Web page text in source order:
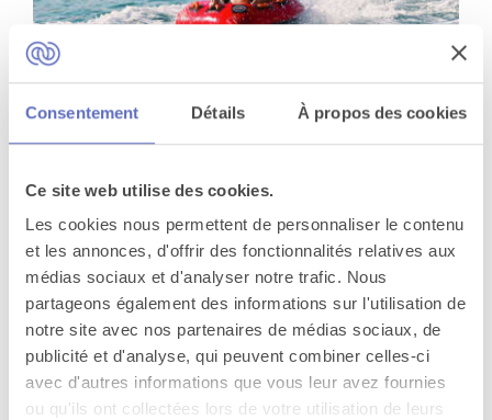
Consentement Détails À propos des cookies
Ce site web utilise des cookies.
Les cookies nous permettent de personnaliser le contenu
et les annonces, d'offrir des fonctionnalités relatives aux
médias sociaux et d'analyser notre trafic. Nous
partageons également des informations sur l'utilisation de
notre site avec nos partenaires de médias sociaux, de
publicité et d'analyse, qui peuvent combiner celles-ci
avec d'autres informations que vous leur avez fournies
ou qu'ils ont collectées lors de votre utilisation de leurs
Sensations fortes en bouée tractée
Nice